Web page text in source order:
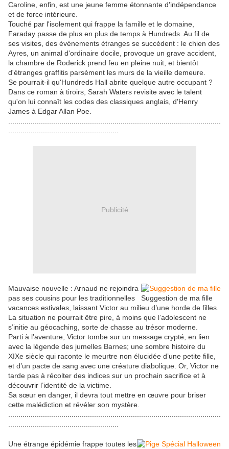
Caroline, enfin, est une jeune femme étonnante d'indépendance
et de force intérieure.
Touché par l'isolement qui frappe la famille et le domaine,
Faraday passe de plus en plus de temps à Hundreds. Au fil de
ses visites, des événements étranges se succèdent : le chien des
Ayres, un animal d'ordinaire docile, provoque un grave accident,
la chambre de Roderick prend feu en pleine nuit, et bientôt
d'étranges graffitis parsèment les murs de la vieille demeure.
Se pourrait-il qu'Hundreds Hall abrite quelque autre occupant ?
Dans ce roman à tiroirs, Sarah Waters revisite avec le talent
qu'on lui connaît les codes des classiques anglais, d'Henry
James à Edgar Allan Poe.
Publicité
Suggestion de ma fille
Mauvaise nouvelle : Arnaud ne rejoindra
pas ses cousins pour les traditionnelles
vacances estivales, laissant Victor au milieu d’une horde de filles.
La situation ne pourrait être pire, à moins que l’adolescent ne
s’initie au géocaching, sorte de chasse au trésor moderne.
Parti à l’aventure, Victor tombe sur un message crypté, en lien
avec la légende des jumelles Barnes; une sombre histoire du
XIXe siècle qui raconte le meurtre non élucidée d’une petite fille,
et d’un pacte de sang avec une créature diabolique. Or, Victor ne
tarde pas à récolter des indices sur un prochain sacrifice et à
découvrir l’identité de la victime.
Sa sœur en danger, il devra tout mettre en œuvre pour briser
cette malédiction et révéler son mystère.
Une étrange épidémie frappe toutes les